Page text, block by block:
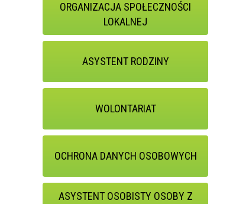
ORGANIZACJA SPOŁECZNOŚCI
LOKALNEJ
ASYSTENT RODZINY
WOLONTARIAT
OCHRONA DANYCH OSOBOWYCH
ASYSTENT OSOBISTY OSOBY Z